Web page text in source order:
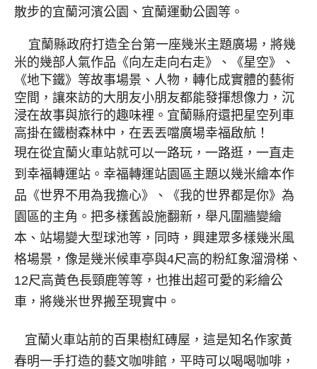
散步的宜蘭河濱公園、宜蘭運動公園等。
宜蘭縣政府打造全台第一座幾米主題廣場，將幾
米的幾部人氣作品《向左走向右走》、《星空》、
《地下鐵》等故事場景、人物，轉化成實體的藝術
空間，讓來訪的大朋友小朋友都能發揮想像力，沉
浸在故事與旅行的趣味裡。宜蘭縣府還把星空列車
高掛在鐵樹森林中，在丟丟噹廣場幸福啟航！
現在從宜蘭火車站就可以一路玩，一路逛，一直走
到幸福轉運站。幸福轉運站園區主題以幾米繪本作
品《世界不用為我擔心》、《我的世界都是你》為
園區的主角。把多樣舊設施翻新，舉凡圍牆變繪
本、站場變大型球池等，同時，興建眾多樣幾米風
格場景，像是幾米候車亭與4尺高的粉紅象溜滑梯、
12尺高黃色長頸鹿等等，也推出超可愛的彩繪公
車，將幾米世界搬至現實中。
宜蘭火車站前的百果樹紅磚屋，這是知名作家黃
春明一手打造的藝文咖啡館，平時可以喝喝咖啡，